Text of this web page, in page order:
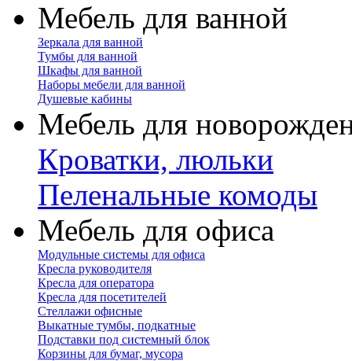
Мебель для ванной
Зеркала для ванной
Тумбы для ванной
Шкафы для ванной
Наборы мебели для ванной
Душевые кабины
Мебель для
Кроватки, люльки
Пеленальные комоды
Мебель для офиса
Модульные системы для офиса
Кресла руководителя
Кресла для оператора
Кресла для посетителей
Стеллажи офисные
Выкатные тумбы, подкатные
Подставки под системный блок
Корзины для бумаг, мусора